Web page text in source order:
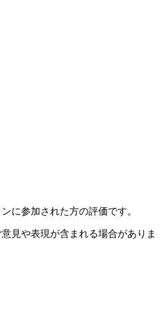
に参加された方の評価です。
見や表現が含まれる場合がありま